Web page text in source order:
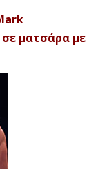
ματσάρα με